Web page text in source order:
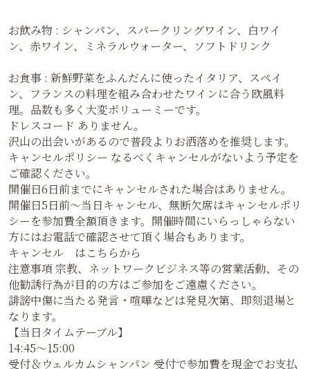
お飲み物 : シャンパン、スパークリングワイン、白ワイ
ン、赤ワイン、ミネラルウォーター、ソフトドリンク
お食事 : 新鮮野菜をふんだんに使ったイタリア、スペイ
ン、フランスの料理を組み合わせたワインに合う欧風料
理。品数も多く大変ボリューミーです。
ドレスコード ありません。
沢山の出会いがあるので普段よりお洒落めを推奨します。
キャンセルポリシー なるべくキャンセルがないよう予定を
ご確認ください。
開催日6日前までにキャンセルされた場合はありません。
開催日5日前〜当日キャンセル、無断欠席はキャンセルポリ
シーを参加費全額頂きます。開催時間にいらっしゃらない
方にはお電話で確認させて頂く場合もあります。
キャンセル はこちらから
注意事項 宗教、ネットワークビジネス等の営業活動、その
他勧誘行為が目的の方はご参加をご遠慮ください。
誹謗中傷に当たる発言・喧嘩などは発見次第、即刻退場と
なります。
【当日タイムテーブル】
14:45～15:00
受付＆ウェルカムシャンパン 受付で参加費を現金でお支払